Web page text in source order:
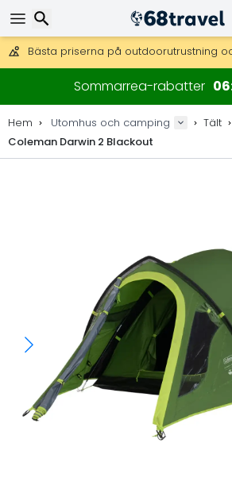
DHL Express över natten är också tillgängligt.
30 dagar för retur, 90 dagar för
Bästa priserna på outdoorutrustning
Sommarrea-rabatter 06
Hem Utomhus och camping
Tält
Coleman Darwin 2 Blackout